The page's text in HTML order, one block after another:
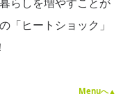
「ヒートショック」
Menuへ▲